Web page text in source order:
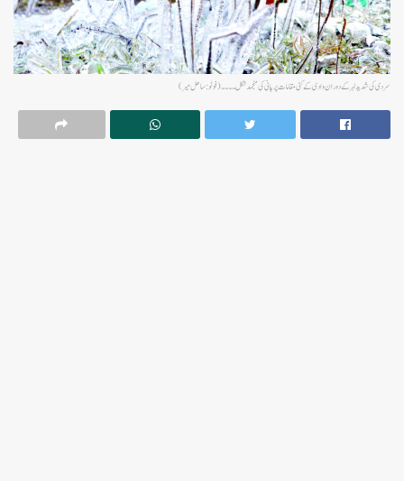
سردی کی شدید لہر کے دوران وادی کے کئی مقامات پر پانی کی منجمد شکل۔۔۔۔(فوٹو :ساحل میر)